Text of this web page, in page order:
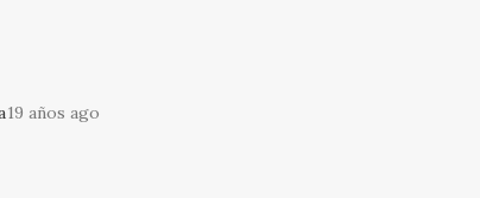
19 años ago